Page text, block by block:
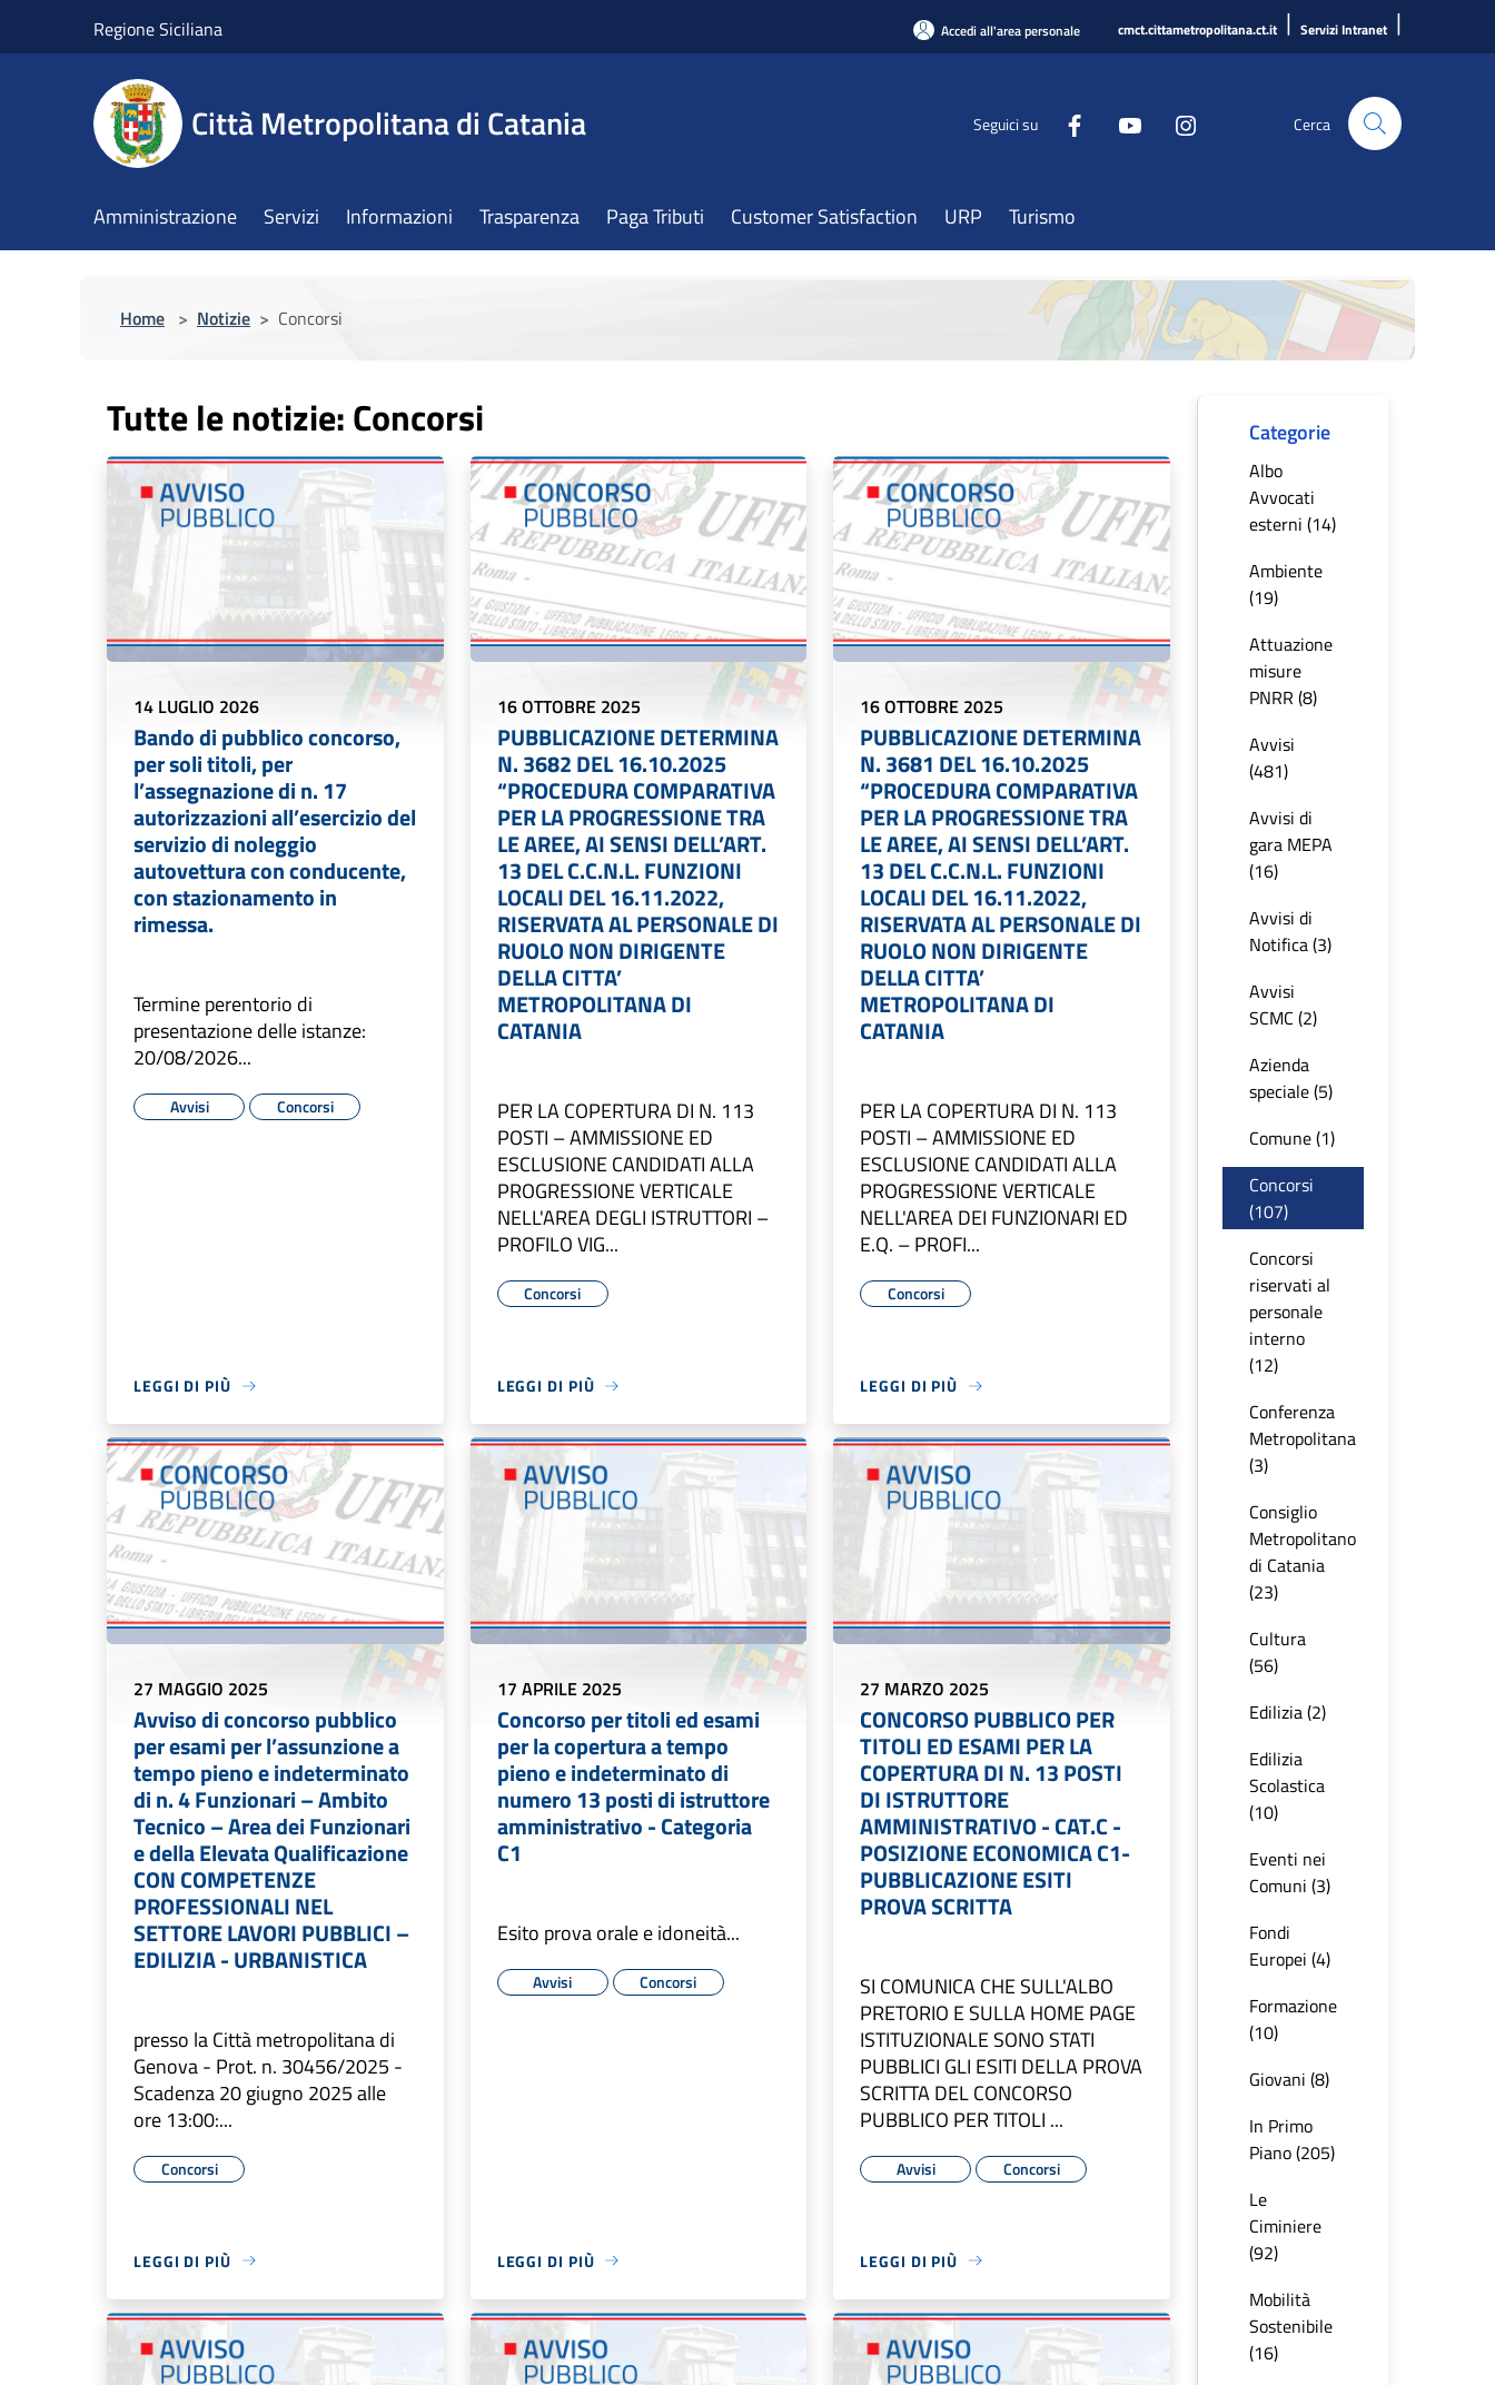
Regione Siciliana Accedi all'area personale cmct.cittametropolitana.ct.it | Servizi Intranet |
Città Metropolitana di Catania Seguici su Cerca
Amministrazione Servizi Informazioni Trasparenza Paga Tributi Customer Satisfaction URP Turismo
Home > Notizie > Concorsi
Tutte le notizie: Concorsi
14 LUGLIO 2026
Bando di pubblico concorso,
per soli titoli, per
l’assegnazione di n. 17
autorizzazioni all’esercizio del
servizio di noleggio
autovettura con conducente,
con stazionamento in
rimessa.
Termine perentorio di
presentazione delle istanze:
20/08/2026...
Avvisi Concorsi
LEGGI DI PIÙ
16 OTTOBRE 2025
PUBBLICAZIONE DETERMINA
N. 3682 DEL 16.10.2025
“PROCEDURA COMPARATIVA
PER LA PROGRESSIONE TRA
LE AREE, AI SENSI DELL’ART.
13 DEL C.C.N.L. FUNZIONI
LOCALI DEL 16.11.2022,
RISERVATA AL PERSONALE DI
RUOLO NON DIRIGENTE
DELLA CITTA’
METROPOLITANA DI
CATANIA
PER LA COPERTURA DI N. 113
POSTI – AMMISSIONE ED
ESCLUSIONE CANDIDATI ALLA
PROGRESSIONE VERTICALE
NELL'AREA DEGLI ISTRUTTORI –
PROFILO VIG...
Concorsi
LEGGI DI PIÙ
16 OTTOBRE 2025
PUBBLICAZIONE DETERMINA
N. 3681 DEL 16.10.2025
“PROCEDURA COMPARATIVA
PER LA PROGRESSIONE TRA
LE AREE, AI SENSI DELL’ART.
13 DEL C.C.N.L. FUNZIONI
LOCALI DEL 16.11.2022,
RISERVATA AL PERSONALE DI
RUOLO NON DIRIGENTE
DELLA CITTA’
METROPOLITANA DI
CATANIA
PER LA COPERTURA DI N. 113
POSTI – AMMISSIONE ED
ESCLUSIONE CANDIDATI ALLA
PROGRESSIONE VERTICALE
NELL'AREA DEI FUNZIONARI ED
E.Q. – PROFI...
Concorsi
LEGGI DI PIÙ
27 MAGGIO 2025
Avviso di concorso pubblico
per esami per l’assunzione a
tempo pieno e indeterminato
di n. 4 Funzionari – Ambito
Tecnico – Area dei Funzionari
e della Elevata Qualificazione
CON COMPETENZE
PROFESSIONALI NEL
SETTORE LAVORI PUBBLICI –
EDILIZIA - URBANISTICA
presso la Città metropolitana di
Genova - Prot. n. 30456/2025 -
Scadenza 20 giugno 2025 alle
ore 13:00:...
Concorsi
LEGGI DI PIÙ
17 APRILE 2025
Concorso per titoli ed esami
per la copertura a tempo
pieno e indeterminato di
numero 13 posti di istruttore
amministrativo - Categoria
C1
Esito prova orale e idoneità...
Avvisi Concorsi
LEGGI DI PIÙ
27 MARZO 2025
CONCORSO PUBBLICO PER
TITOLI ED ESAMI PER LA
COPERTURA DI N. 13 POSTI
DI ISTRUTTORE
AMMINISTRATIVO - CAT.C -
POSIZIONE ECONOMICA C1-
PUBBLICAZIONE ESITI
PROVA SCRITTA
SI COMUNICA CHE SULL'ALBO
PRETORIO E SULLA HOME PAGE
ISTITUZIONALE SONO STATI
PUBBLICI GLI ESITI DELLA PROVA
SCRITTA DEL CONCORSO
PUBBLICO PER TITOLI ...
Avvisi Concorsi
LEGGI DI PIÙ
Categorie
Albo
Avvocati
esterni (14)
Ambiente
(19)
Attuazione
misure
PNRR (8)
Avvisi
(481)
Avvisi di
gara MEPA
(16)
Avvisi di
Notifica (3)
Avvisi
SCMC (2)
Azienda
speciale (5)
Comune (1)
Concorsi
(107)
Concorsi
riservati al
personale
interno
(12)
Conferenza
Metropolitana
(3)
Consiglio
Metropolitano
di Catania
(23)
Cultura
(56)
Edilizia (2)
Edilizia
Scolastica
(10)
Eventi nei
Comuni (3)
Fondi
Europei (4)
Formazione
(10)
Giovani (8)
In Primo
Piano (205)
Le
Ciminiere
(92)
Mobilità
Sostenibile
(16)